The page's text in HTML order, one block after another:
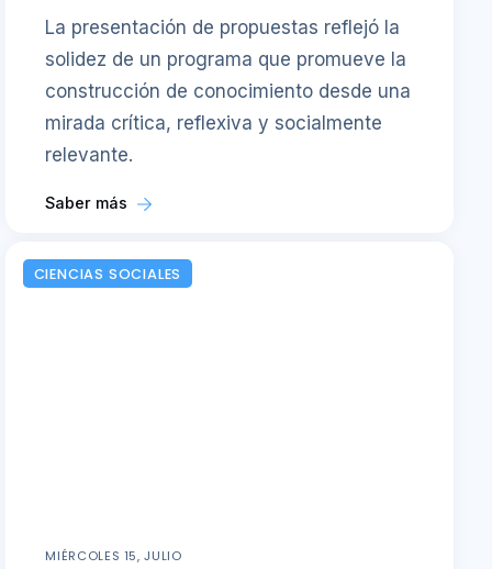
La presentación de propuestas reflejó la
solidez de un programa que promueve la
construcción de conocimiento desde una
mirada crítica, reflexiva y socialmente
relevante.
Saber más
CIENCIAS SOCIALES
MIÉRCOLES 15, JULIO